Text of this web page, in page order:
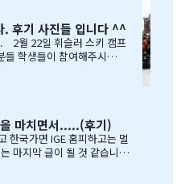
것도 대단하고요. 큰아이가
어 할 때 워낙 엉뚱한 놈이라
고남자아이들은 그렇게 크는
도 다 알고 계시고 장점도
를 앉혀놓고 방학 캠프 리
. 후기 사진들 입니다 ^^
2월 22일 휘슬러 스키 캠프
학생들이 참여해주시고,
화창한 날씨여야하는데,
하나투어 지용구님, IGE S
생님 그리고 코퀴틀람 사
감사드립니다. 마지막으
장님께 감사드리며, 이벤트
습니다. " 스키 이벤트" 꼭
마치면서.....(후기)
한국가면 IGE 홈피하고는 멀
마지막 글이 될 것 같습니다
무 소중한 시간이였습니다.